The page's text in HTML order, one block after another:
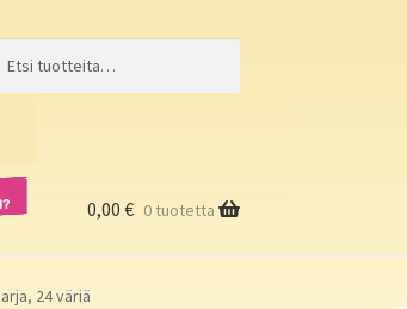
0,00 € 0 tuotetta
24 väriä